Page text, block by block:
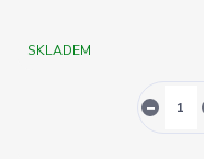
SKLADEM